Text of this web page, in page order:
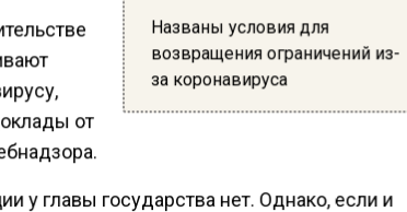
Названы условия для
возвращения ограничений из-
за коронавируса
от
у главы государства нет. Однако, если и